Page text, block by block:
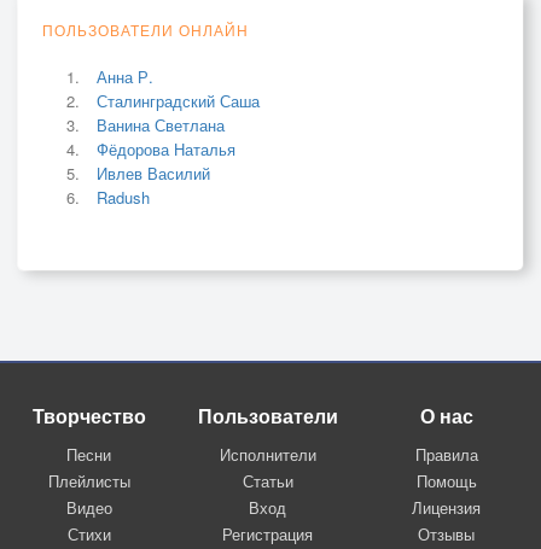
ПОЛЬЗОВАТЕЛИ ОНЛАЙН
Анна Р.
Сталинградский Саша
Ванина Светлана
Фёдорова Наталья
Ивлев Василий
Radush
Творчество
Песни
Плейлисты
Видео
Стихи
Пользователи
Исполнители
Статьи
Вход
Регистрация
О нас
Правила
Помощь
Лицензия
Отзывы